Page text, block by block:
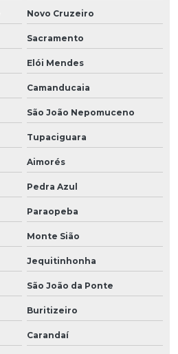
Novo Cruzeiro
Sacramento
Elói Mendes
Camanducaia
São João Nepomuceno
Tupaciguara
Aimorés
Pedra Azul
Paraopeba
Monte Sião
Jequitinhonha
São João da Ponte
Buritizeiro
Carandaí